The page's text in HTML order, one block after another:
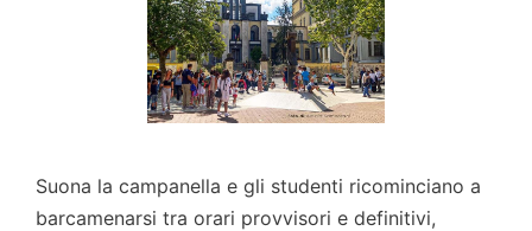
Suona la campanella e gli studenti ricominciano a
barcamenarsi tra orari provvisori e definitivi,